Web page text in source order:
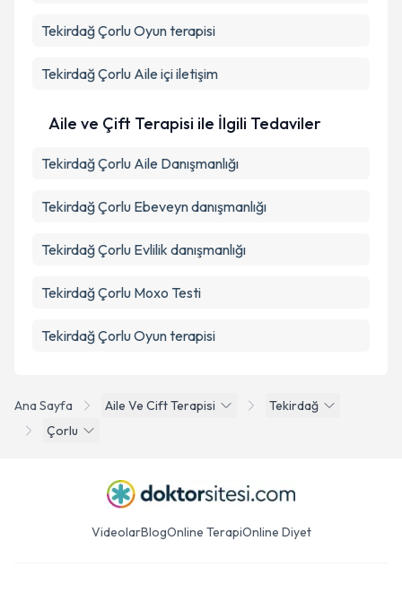
Ana Sayfa Aile Ve Cift Terapisi
Tekirdağ
Çorlu
Tekirdağ Çorlu Oyun terapisi
Tekirdağ Çorlu Aile içi iletişim
Aile ve Çift Terapisi ile İlgili Tedaviler
Tekirdağ Çorlu Aile Danışmanlığı
Tekirdağ Çorlu Ebeveyn danışmanlığı
Tekirdağ Çorlu Evlilik danışmanlığı
Tekirdağ Çorlu Moxo Testi
Tekirdağ Çorlu Oyun terapisi
VideolarBlogOnline TerapiOnline Diyet